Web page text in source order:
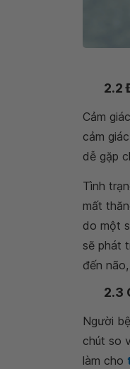
2.2
Cảm
cảm
dễ gặp
Tình
mất
do một
sẽ phát
đến
2.3
Người
chút so
làm cho